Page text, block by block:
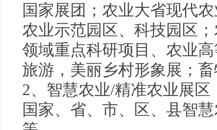
国家展团；农业大省现代
农业示范园区、科技园区
领域重点科研项目、农业
旅游，美丽乡村形象展；
2、智慧农业/精准农业展区
国家、省、市、区、县智